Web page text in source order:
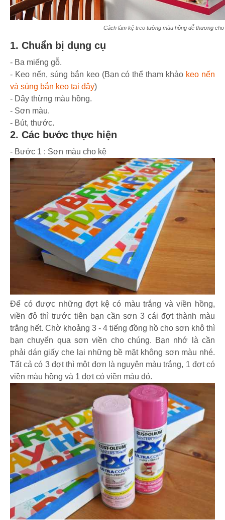
Cách làm kệ treo tường màu hồng dễ thương cho
1. Chuẩn bị dụng cụ
- Ba miếng gỗ.
- Keo nến, súng bắn keo (Bạn có thể tham khảo keo nến
và súng bắn keo tại đây)
- Dây thừng màu hồng.
- Sơn màu.
- Bút, thước.
2. Các bước thực hiện
- Bước 1 : Sơn màu cho kệ
Để có được những đợt kệ có màu trắng và viền hồng,
viền đỏ thì trước tiên bạn cần sơn 3 cái đợt thành màu
trắng hết. Chờ khoảng 3 - 4 tiếng đồng hồ cho sơn khô thì
bạn chuyển qua sơn viền cho chúng. Bạn nhớ là cần
phải dán giấy che lại những bề mặt không sơn màu nhé.
Tất cả có 3 đợt thì một đơn là nguyên màu trắng, 1 đợt có
viền màu hồng và 1 đợt có viền màu đỏ.